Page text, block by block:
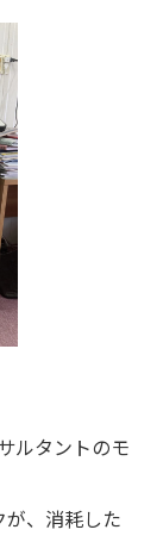
ルタントのモ
、消耗した